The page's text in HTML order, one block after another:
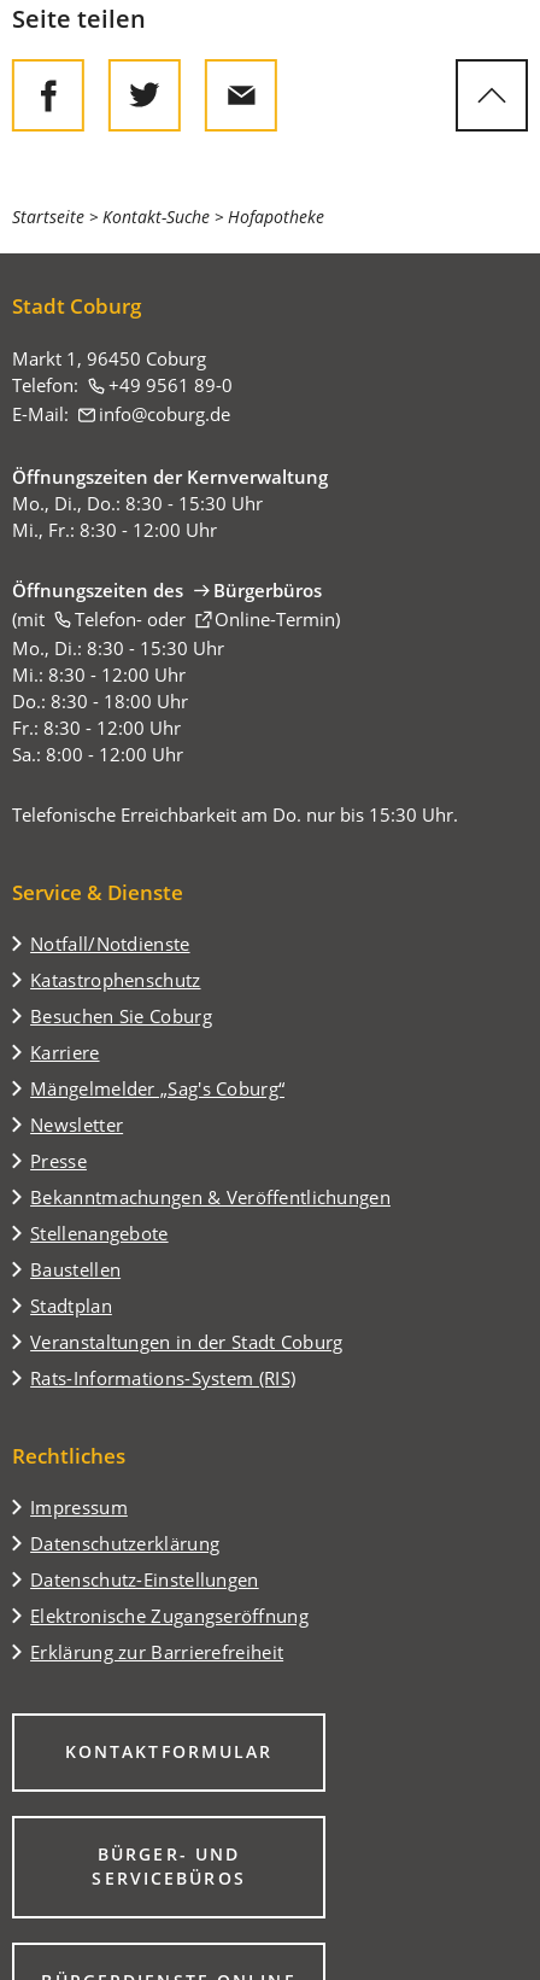
Seite teilen
Sie
befinden
sich
Startseite Kontakt-Suche Hofapotheke
Stadt Coburg
Markt 1, 96450 Coburg
Telefon:
+49 9561 89-0
E-Mail:
info coburg de
Öffnungszeiten der Kernverwaltung
Mo., Di., Do.: 8:30 - 15:30 Uhr
Mi., Fr.: 8:30 - 12:00 Uhr
Öffnungszeiten des
Bürgerbüros
(mit
Telefon-oder Online-Termin
(Öffnet
in
einem
neuen
Tab)
)
Mo., Di.: 8:30 - 15:30 Uhr
Mi.: 8:30 - 12:00 Uhr
Do.: 8:30 - 18:00 Uhr
Fr.: 8:30 - 12:00 Uhr
Sa.: 8:00 - 12:00 Uhr
Telefonische Erreichbarkeit am Do. nur bis 15:30 Uhr.
Service & Dienste
Notfall/Notdienste
Katastrophenschutz
Besuchen Sie Coburg
(Öffnet
in
einem
neuen
Tab)
Karriere
Mängelmelder „Sag's Coburg“
(Öffnet
in
einem
neuen
Tab)
Newsletter
Presse
Bekanntmachungen & Veröffentlichungen
Stellenangebote
Baustellen
Stadtplan
(Öffnet
in
einem
neuen
Veranstaltungen in der Stadt Coburg
(Öffnet
in
einem
Tab)
Rats-Informations-System (RIS)
(Öffnet
neuen
Rechtliches
Impressum
Datenschutzerklärung
Datenschutz-Einstellungen
Elektronische Zugangseröffnung
Erklärung zur Barrierefreiheit
KONTAKTFORMULAR
(ÖFFNET
EINEM
NEUEN
BÜRGER- UND
SERVICEBÜROS
(ÖFFNET
EINEM
NEUEN
TAB)